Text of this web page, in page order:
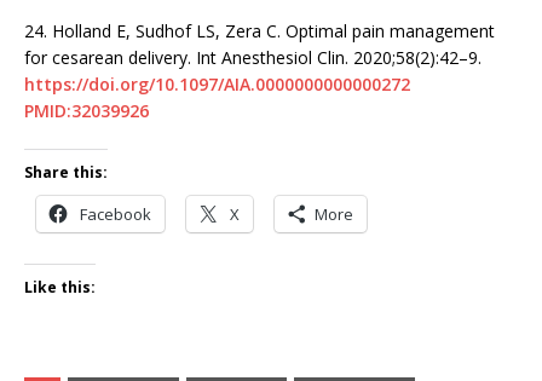
24. Holland E, Sudhof LS, Zera C. Optimal pain management
for cesarean delivery. Int Anesthesiol Clin. 2020;58(2):42–9.
https://doi.org/10.1097/AIA.0000000000000272
PMID:32039926
Share this:
Facebook X More
Like this: